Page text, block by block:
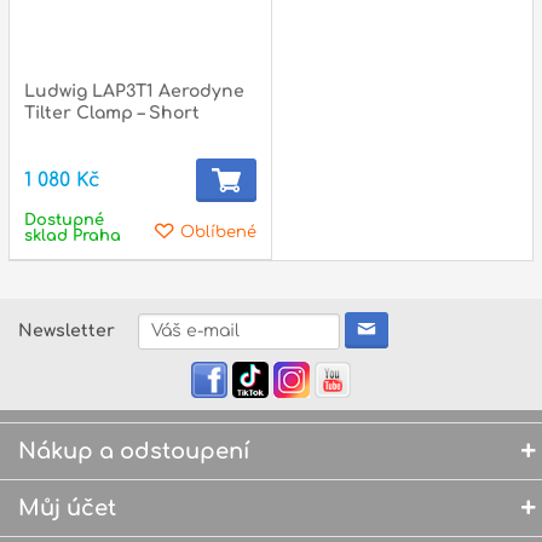
Ludwig LAP3T1 Aerodyne
Tilter Clamp – Short
1 080 Kč
Oblíbené
Dostupné
sklad Praha
Newsletter
Nákup a odstoupení
Můj účet